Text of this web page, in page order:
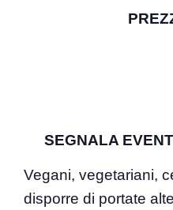
SEGNALA
Vegani, vegetariani,
disporre di portate